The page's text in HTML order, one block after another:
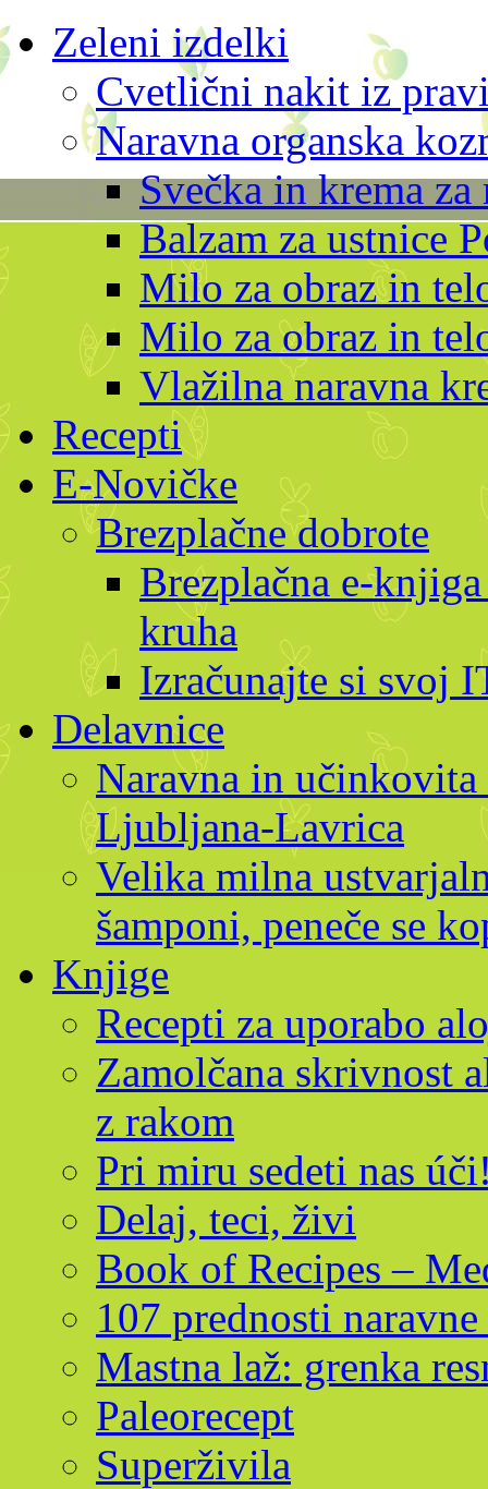
Zeleni izdelki
Cvetlični nakit iz
Naravna organska
Svečka in krema
Balzam za ustnice
Milo za obraz in
Milo za obraz in
Vlažilna naravna
Recepti
E-Novičke
Brezplačne dobrote
Brezplačna e-
kruha
Izračunajte si svoj
Delavnice
Naravna in
Ljubljana-Lavrica
Velika milna
šamponi, peneče se
Knjige
Recepti za uporabo
Zamolčana skrivnost
z rakom
Pri miru sedeti nas
Delaj, teci, živi
Book of Recipes –
107 prednosti
Mastna laž: grenka
Paleorecept
Superživila